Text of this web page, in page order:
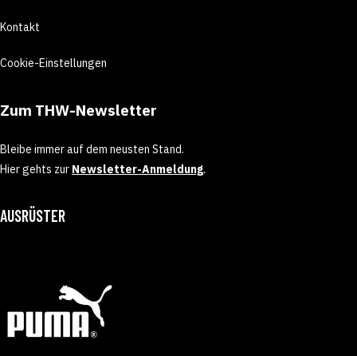
Kontakt
Cookie-Einstellungen
Zum THW-Newsletter
Bleibe immer auf dem neusten Stand.
Hier gehts zur Newsletter-Anmeldung.
AUSRÜSTER